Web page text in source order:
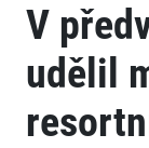
V
udělil